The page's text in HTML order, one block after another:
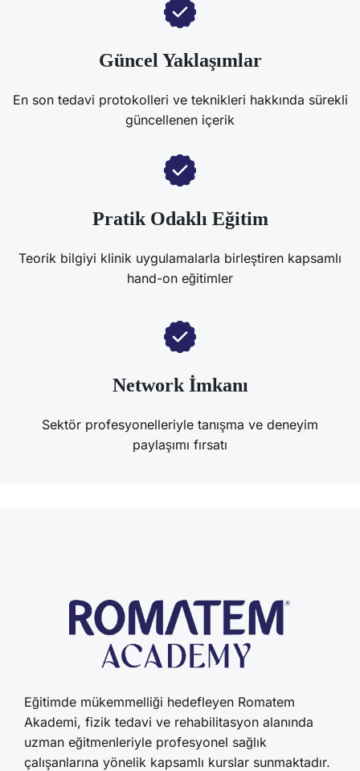
Güncel Yaklaşımlar
En son tedavi protokolleri ve teknikleri hakkında sürekli
güncellenen içerik
Pratik Odaklı Eğitim
Teorik bilgiyi klinik uygulamalarla birleştiren kapsamlı
hand-on eğitimler
Network İmkanı
Sektör profesyonelleriyle tanışma ve deneyim
paylaşımı fırsatı
Eğitimde mükemmelliği hedefleyen Romatem
Akademi, fizik tedavi ve rehabilitasyon alanında
uzman eğitmenleriyle profesyonel sağlık
çalışanlarına yönelik kapsamlı kurslar sunmaktadır.